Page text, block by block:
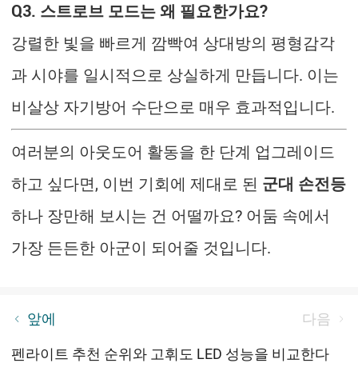
Q3. 스트로브 모드는 왜 필요한가요?
강렬한 빛을 빠르게 깜빡여 상대방의 평형감각
과 시야를 일시적으로 상실하게 만듭니다. 이는
비살상 자기방어 수단으로 매우 효과적입니다.
여러분의 아웃도어 활동을 한 단계 업그레이드
하고 싶다면, 이번 기회에 제대로 된 군대 손전등
하나 장만해 보시는 건 어떨까요? 어둠 속에서
가장 든든한 아군이 되어줄 것입니다.
앞에 다음
1월 프로모션：3일 한정 특가전최대 30% 할인
펜라이트 추천 순위와 고휘도 LED 성능을 비교한다